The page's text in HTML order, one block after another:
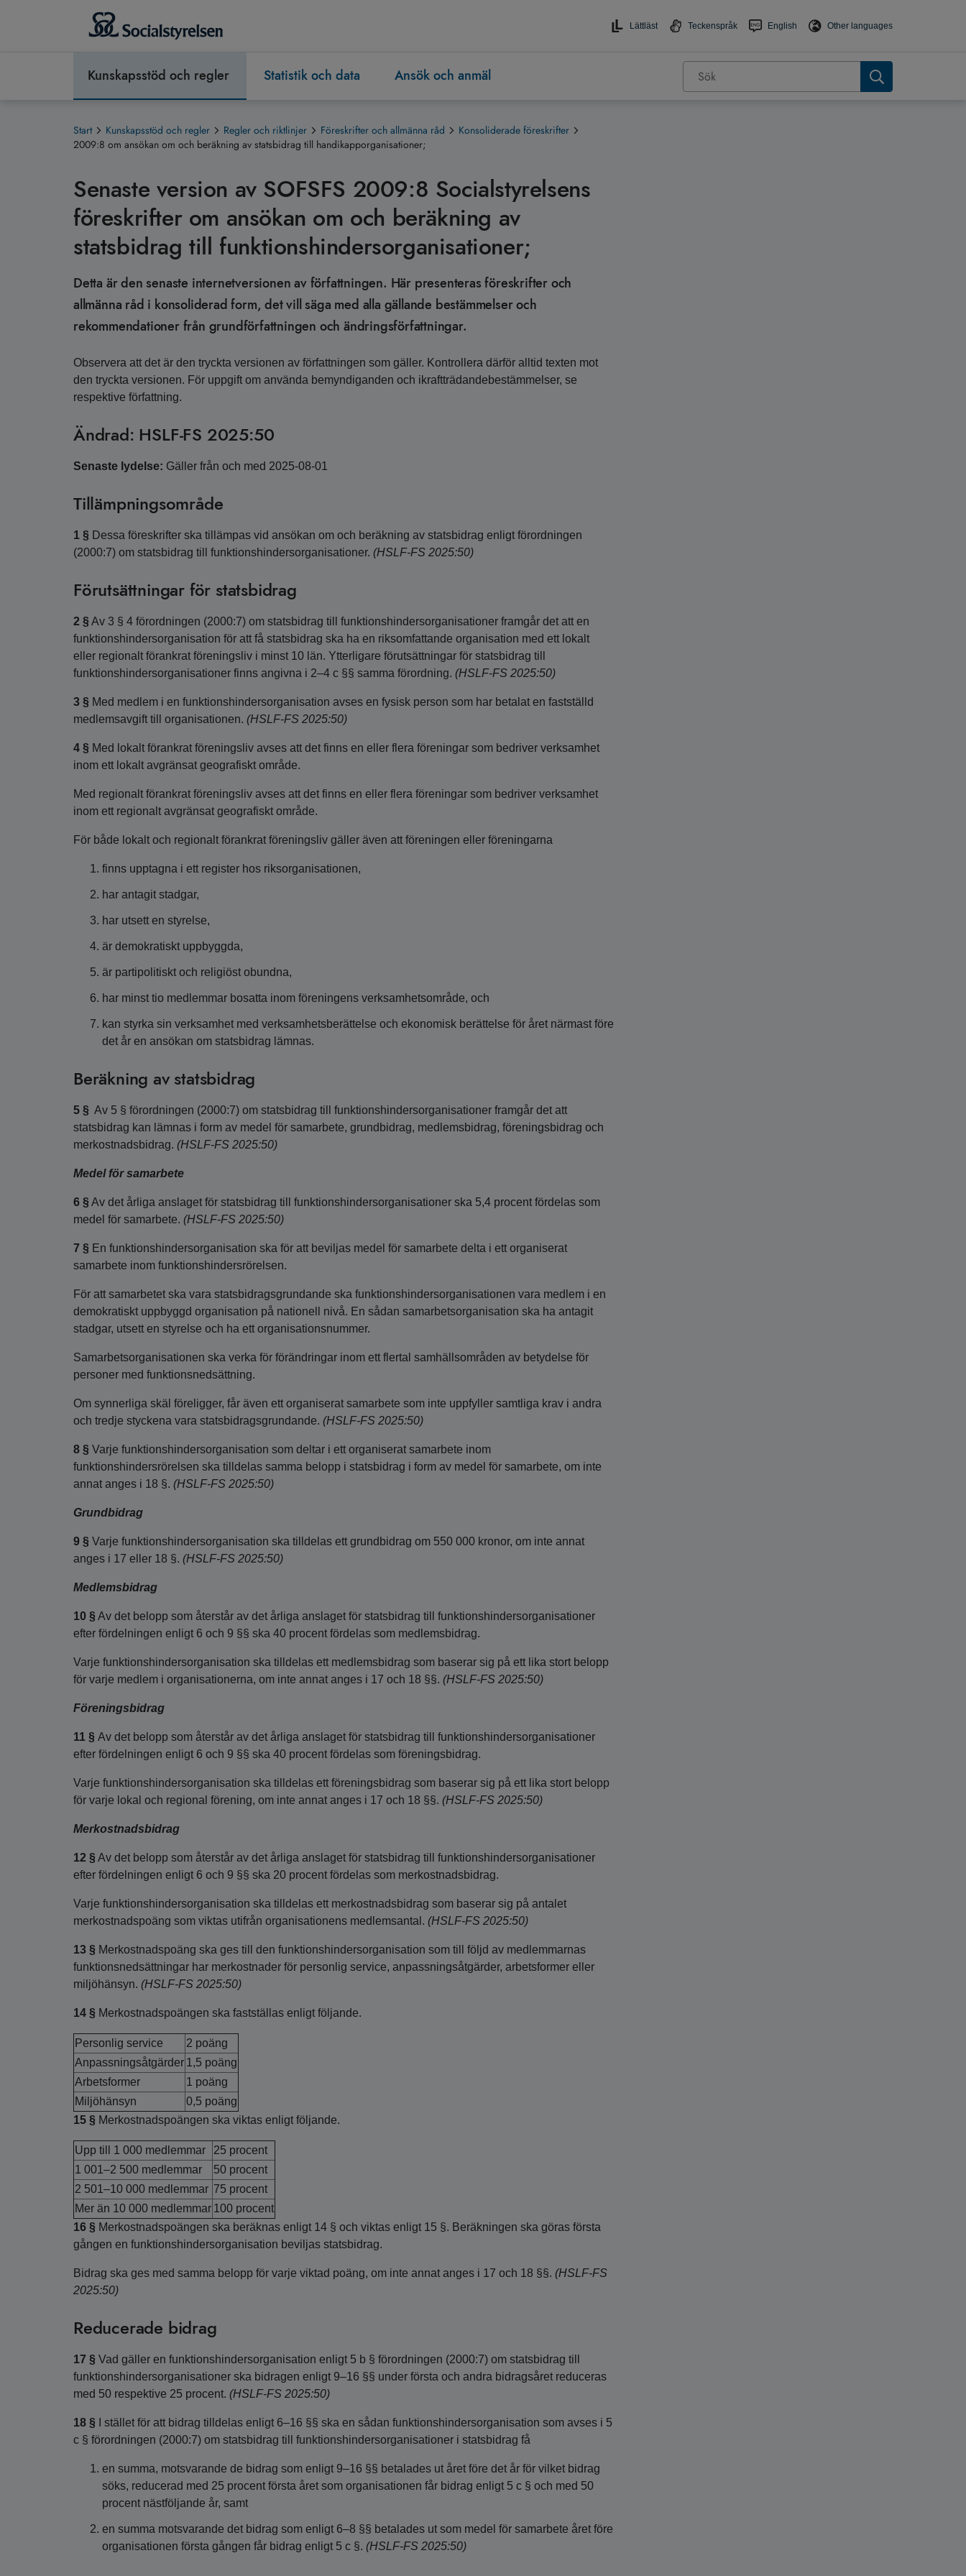
Lättläst Teckenspråk English Other languages
Kunskapsstöd och regler Statistik och data Ansök och anmäl
Start Kunskapsstöd och regler Regler och riktlinjer Föreskrifter och allmänna råd
Konsoliderade föreskrifter
2009:8 om ansökan om och beräkning av statsbidrag till handikapporganisationer;
Senaste version av SOFSFS 2009:8 Socialstyrelsens
föreskrifter om ansökan om och beräkning av
statsbidrag till funktionshindersorganisationer;
Detta är den senaste internetversionen av författningen. Här presenteras föreskrifter och
allmänna råd i konsoliderad form, det vill säga med alla gällande bestämmelser och
rekommendationer från grundförfattningen och ändringsförfattningar.
Observera att det är den tryckta versionen av författningen som gäller. Kontrollera därför alltid texten mot
den tryckta versionen. För uppgift om använda bemyndiganden och ikraftträdandebestämmelser, se
respektive författning.
Ändrad: HSLF-FS 2025:50
Senaste lydelse: Gäller från och med 2025-08-01
Tillämpningsområde
1 § Dessa föreskrifter ska tillämpas vid ansökan om och beräkning av statsbidrag enligt förordningen
(2000:7) om statsbidrag till funktionshindersorganisationer. (HSLF-FS 2025:50)
Förutsättningar för statsbidrag
2 § Av 3 § 4 förordningen (2000:7) om statsbidrag till funktionshindersorganisationer framgår det att en
funktionshindersorganisation för att få statsbidrag ska ha en riksomfattande organisation med ett lokalt
eller regionalt förankrat föreningsliv i minst 10 län. Ytterligare förutsättningar för statsbidrag till
funktionshindersorganisationer finns angivna i 2–4 c §§ samma förordning. (HSLF-FS 2025:50)
3 § Med medlem i en funktionshindersorganisation avses en fysisk person som har betalat en fastställd
medlemsavgift till organisationen. (HSLF-FS 2025:50)
4 § Med lokalt förankrat föreningsliv avses att det finns en eller flera föreningar som bedriver verksamhet
inom ett lokalt avgränsat geografiskt område.
Med regionalt förankrat föreningsliv avses att det finns en eller flera föreningar som bedriver verksamhet
inom ett regionalt avgränsat geografiskt område.
För både lokalt och regionalt förankrat föreningsliv gäller även att föreningen eller föreningarna
finns upptagna i ett register hos riksorganisationen,
har antagit stadgar,
har utsett en styrelse,
är demokratiskt uppbyggda,
är partipolitiskt och religiöst obundna,
har minst tio medlemmar bosatta inom föreningens verksamhetsområde, och
kan styrka sin verksamhet med verksamhetsberättelse och ekonomisk berättelse för året närmast före
det år en ansökan om statsbidrag lämnas.
Beräkning av statsbidrag
5 § Av 5 § förordningen (2000:7) om statsbidrag till funktionshindersorganisationer framgår det att
statsbidrag kan lämnas i form av medel för samarbete, grundbidrag, medlemsbidrag, föreningsbidrag och
merkostnadsbidrag. (HSLF-FS 2025:50)
Medel för samarbete
6 § Av det årliga anslaget för statsbidrag till funktionshindersorganisationer ska 5,4 procent fördelas som
medel för samarbete. (HSLF-FS 2025:50)
7 § En funktionshindersorganisation ska för att beviljas medel för samarbete delta i ett organiserat
samarbete inom funktionshindersrörelsen.
För att samarbetet ska vara statsbidragsgrundande ska funktionshindersorganisationen vara medlem i en
demokratiskt uppbyggd organisation på nationell nivå. En sådan samarbetsorganisation ska ha antagit
stadgar, utsett en styrelse och ha ett organisationsnummer.
Samarbetsorganisationen ska verka för förändringar inom ett flertal samhällsområden av betydelse för
personer med funktionsnedsättning.
Om synnerliga skäl föreligger, får även ett organiserat samarbete som inte uppfyller samtliga krav i andra
och tredje styckena vara statsbidragsgrundande. (HSLF-FS 2025:50)
8 § Varje funktionshindersorganisation som deltar i ett organiserat samarbete inom
funktionshindersrörelsen ska tilldelas samma belopp i statsbidrag i form av medel för samarbete, om inte
annat anges i 18 §. (HSLF-FS 2025:50)
Grundbidrag
9 § Varje funktionshindersorganisation ska tilldelas ett grundbidrag om 550 000 kronor, om inte annat
anges i 17 eller 18 §. (HSLF-FS 2025:50)
Medlemsbidrag
10 § Av det belopp som återstår av det årliga anslaget för statsbidrag till funktionshindersorganisationer
efter fördelningen enligt 6 och 9 §§ ska 40 procent fördelas som medlemsbidrag.
Varje funktionshindersorganisation ska tilldelas ett medlemsbidrag som baserar sig på ett lika stort belopp
för varje medlem i organisationerna, om inte annat anges i 17 och 18 §§. (HSLF-FS 2025:50)
Föreningsbidrag
11 § Av det belopp som återstår av det årliga anslaget för statsbidrag till funktionshindersorganisationer
efter fördelningen enligt 6 och 9 §§ ska 40 procent fördelas som föreningsbidrag.
Varje funktionshindersorganisation ska tilldelas ett föreningsbidrag som baserar sig på ett lika stort belopp
för varje lokal och regional förening, om inte annat anges i 17 och 18 §§. (HSLF-FS 2025:50)
Merkostnadsbidrag
12 § Av det belopp som återstår av det årliga anslaget för statsbidrag till funktionshindersorganisationer
efter fördelningen enligt 6 och 9 §§ ska 20 procent fördelas som merkostnadsbidrag.
Varje funktionshindersorganisation ska tilldelas ett merkostnadsbidrag som baserar sig på antalet
merkostnadspoäng som viktas utifrån organisationens medlemsantal. (HSLF-FS 2025:50)
13 § Merkostnadspoäng ska ges till den funktionshindersorganisation som till följd av medlemmarnas
funktionsnedsättningar har merkostnader för personlig service, anpassningsåtgärder, arbetsformer eller
miljöhänsyn. (HSLF-FS 2025:50)
14 § Merkostnadspoängen ska fastställas enligt följande.
Personlig service
2 poäng
Anpassningsåtgärder 1,5 poäng
Arbetsformer
1 poäng
Miljöhänsyn
0,5 poäng
15 § Merkostnadspoängen ska viktas enligt följande.
Upp till 1 000 medlemmar
25 procent
1 001–2 500 medlemmar
50 procent
2 501–10 000 medlemmar 75 procent
Mer än 10 000 medlemmar 100 procent
16 § Merkostnadspoängen ska beräknas enligt 14 § och viktas enligt 15 §. Beräkningen ska göras första
gången en funktionshindersorganisation beviljas statsbidrag.
Bidrag ska ges med samma belopp för varje viktad poäng, om inte annat anges i 17 och 18 §§. (HSLF-FS
2025:50)
Reducerade bidrag
17 § Vad gäller en funktionshindersorganisation enligt 5 b § förordningen (2000:7) om statsbidrag till
funktionshindersorganisationer ska bidragen enligt 9–16 §§ under första och andra bidragsåret reduceras
med 50 respektive 25 procent. (HSLF-FS 2025:50)
18 § I stället för att bidrag tilldelas enligt 6–16 §§ ska en sådan funktionshindersorganisation som avses i 5
c § förordningen (2000:7) om statsbidrag till funktionshindersorganisationer i statsbidrag få
en summa, motsvarande de bidrag som enligt 9–16 §§ betalades ut året före det år för vilket bidrag
söks, reducerad med 25 procent första året som organisationen får bidrag enligt 5 c § och med 50
procent nästföljande år, samt
en summa motsvarande det bidrag som enligt 6–8 §§ betalades ut som medel för samarbete året före
organisationen första gången får bidrag enligt 5 c §. (HSLF-FS 2025:50)